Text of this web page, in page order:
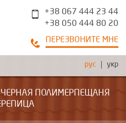
+38 067 444 23 44
+38 050 444 80 20
ПЕРЕЗВОНИТЕ МНЕ
рус укр
ПОЛИМЕРПЕЩАНЯ